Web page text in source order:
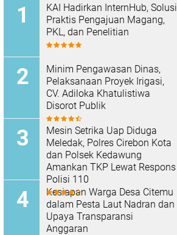
KAI Hadirkan InternHub, Solusi
Praktis Pengajuan Magang,
PKL, dan Penelitian
Minim Pengawasan Dinas,
Pelaksanaan Proyek Irigasi,
CV. Adiloka Khatulistiwa
Disorot Publik
Mesin Setrika Uap Diduga
Meledak, Polres Cirebon Kota
dan Polsek Kedawung
Amankan TKP Lewat Respons
Polisi 110
Kesiapan Warga Desa Citemu
dalam Pesta Laut Nadran dan
Upaya Transparansi
Anggaran